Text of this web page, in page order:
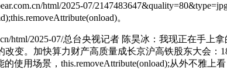
html/2025-07/
。
html/2025-07/总台央视记者 陈昊冰：我现正在手上
变。加快算力财产高质量成长京沪高铁股东大会：
用场景，this.removeAttribute(onload);从外不雅上看